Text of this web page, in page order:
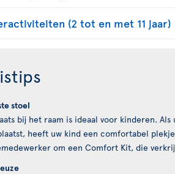
(2 tot en met 11 jaar)
stoel
bij het raam is ideaal voor kinderen.
heeft uw kind een comfortabel
om een Comfort Kit, die